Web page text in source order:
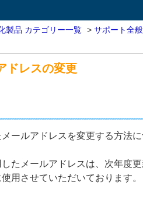
製品 カテゴリー一覧 > サポート全般
ドレスの変更
ールアドレスを変更する方法
たメールアドレスは、次年度
用させていただいております。